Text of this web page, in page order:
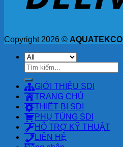
Copyright 2026 © AQUATEKCO
Tìm
kiếm:
GIỚI THIỆU SDI
TRANG CHỦ
THIẾT BỊ SDI
PHỤ TÙNG SDI
HỖ TRỢ KỸ THUẬT
LIÊN HỆ